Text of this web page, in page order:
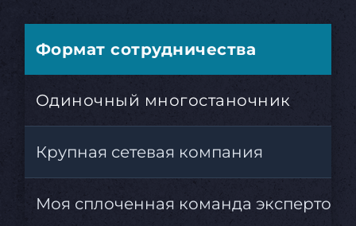
Формат сотрудничества
Одиночный многостаночник
Крупная сетевая компания
Моя сплоченная команда экспертов